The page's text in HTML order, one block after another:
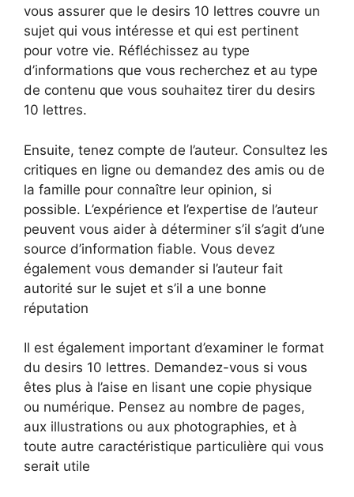
vous assurer que le desirs 10 lettres couvre un
sujet qui vous intéresse et qui est pertinent
pour votre vie. Réfléchissez au type
d’informations que vous recherchez et au type
de contenu que vous souhaitez tirer du desirs
10 lettres.
Ensuite, tenez compte de l’auteur. Consultez les
critiques en ligne ou demandez des amis ou de
la famille pour connaître leur opinion, si
possible. L’expérience et l’expertise de l’auteur
peuvent vous aider à déterminer s’il s’agit d’une
source d’information fiable. Vous devez
également vous demander si l’auteur fait
autorité sur le sujet et s’il a une bonne
réputation
Il est également important d’examiner le format
du desirs 10 lettres. Demandez-vous si vous
êtes plus à l’aise en lisant une copie physique
ou numérique. Pensez au nombre de pages,
aux illustrations ou aux photographies, et à
toute autre caractéristique particulière qui vous
serait utile